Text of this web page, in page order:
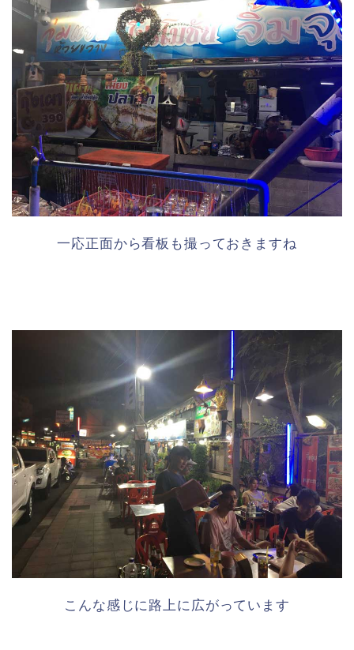
一応正面から看板も撮っておきますね
こんな感じに路上に広がっています